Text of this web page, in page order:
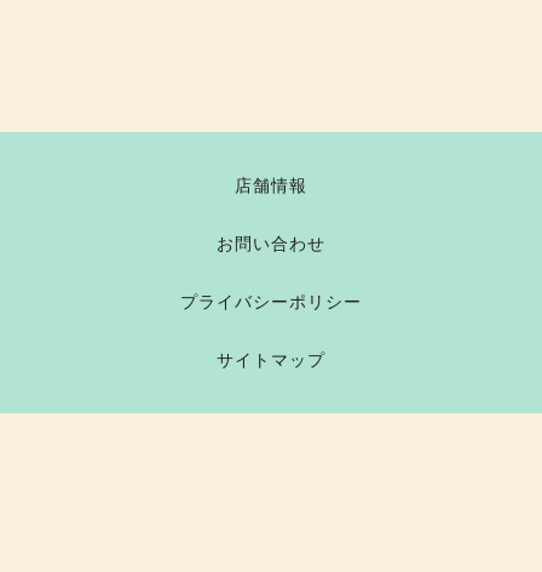
店舗情報
お問い合わせ
プライバシーポリシー
サイトマップ